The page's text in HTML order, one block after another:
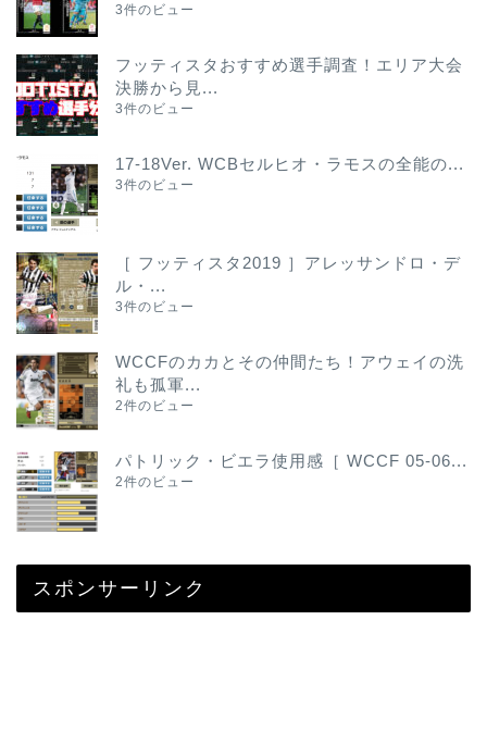
3件のビュー
フッティスタおすすめ選手調査！エリア大会
決勝から見...
3件のビュー
17-18Ver. WCBセルヒオ・ラモスの全能の...
3件のビュー
［ フッティスタ2019 ］アレッサンドロ・デ
ル・...
3件のビュー
WCCFのカカとその仲間たち！アウェイの洗
礼も孤軍...
2件のビュー
パトリック・ビエラ使用感［ WCCF 05-06...
2件のビュー
スポンサーリンク